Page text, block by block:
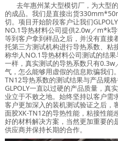
去年惠州某大型模切厂，为大型
的成品。我们是直接出货
切。项目开始阶段客户让我们
NO.1导热材料公司提供2.0w／m*k导
等到客户拿到样品之后，并没有直接
托第三方测试机构进行导热系数、粘
称华人NO.1导热材料公司测试的结
一样，真实测试的导热系数只有
气，怎么能够用虚假的信息欺骗我们
TN12导热系数的测试结果与产品规
GLPOLY一直以过硬的产品质量，真
业立于不败之地。始终坚持以客户需
客户更加深入的装机测试验证之后，
面胶XK-TN12的导热性能，粘接性能
好的材料解决方案，当然更加重要的
供应商并保持长期的合作。